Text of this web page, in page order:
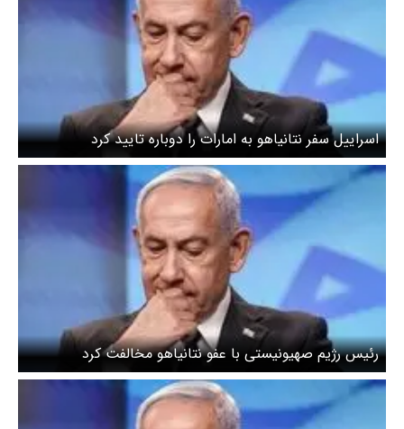
اسراییل سفر نتانیاهو به امارات را دوباره تایید کرد
رئیس رژیم صهیونیستی با عفو نتانیاهو مخالفت کرد